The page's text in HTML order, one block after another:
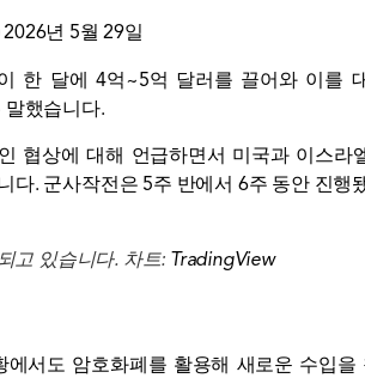
2026년 5월 29일
한 달에 4억~5억 달러를 끌어와 이를
했습니다.
협상에 대해 언급하면서 미국과 이스
다. 군사작전은 5주 반에서 6주 동안 진행
고 있습니다. 차트: TradingView
서도 암호화폐를 활용해 새로운 수입